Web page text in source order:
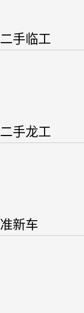
二手临工
二手龙工
准新车